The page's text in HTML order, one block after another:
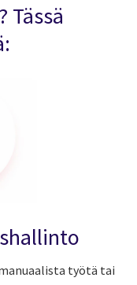
Tässä
työtä tai